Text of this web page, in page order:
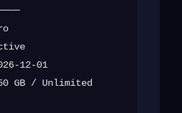
12-01
GB / Unlimited